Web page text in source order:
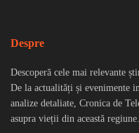
Despre
Descoperă cele mai relevante
De la actualități și evenimente
analize detaliate, Cronica de
asupra vieții din această regiune.